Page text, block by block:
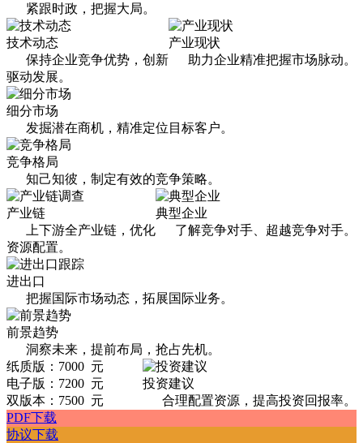
紧跟时政，把握大局。
产业现状
助力企业精准把握市场脉动。
技术动态
保持企业竞争优势，创新
驱动发展。
细分市场
发掘潜在商机，精准定位目标客户。
竞争格局
知己知彼，制定有效的竞争策略。
典型企业
了解竞争对手、超越竞争对手。
产业链
上下游全产业链，优化
资源配置。
进出口
把握国际市场动态，拓展国际业务。
前景趋势
洞察未来，提前布局，抢占先机。
投资建议
合理配置资源，提高投资回报率。
纸质版：7000 元
电子版：7200 元
双版本：7500 元
PDF下载
协议下载